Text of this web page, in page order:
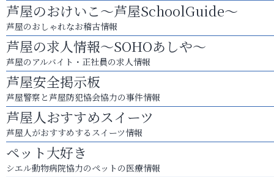
芦屋のおけいこ～芦屋SchoolGuide～
芦屋のおしゃれなお稽古情報
芦屋の求人情報～SOHOあしや～
芦屋のアルバイト・正社員の求人情報
芦屋安全掲示板
芦屋警察と芦屋防犯協会協力の事件情報
芦屋人おすすめスイーツ
芦屋人がおすすめするスイーツ情報
ペット大好き
シエル動物病院協力のペットの医療情報